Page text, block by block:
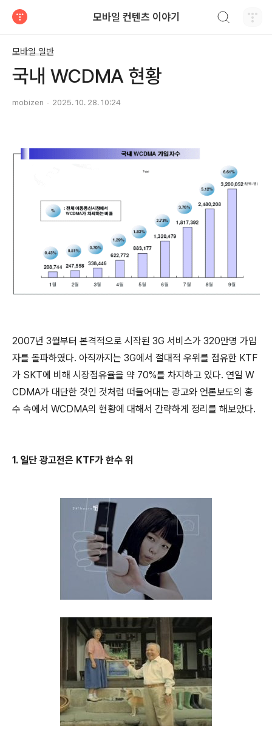
모바일 컨텐츠 이야기
모바일 일반
국내 WCDMA 현황
mobizen 2025. 10. 28. 10:24
2007년 3월부터 본격적으로 시작된 3G 서비스가 320만명 가입
자를 돌파하였다. 아직까지는 3G에서 절대적 우위를 점유한 KTF
가 SKT에 비해 시장점유율을 약 70%를 차지하고 있다. 연일 W
CDMA가 대단한 것인 것처럼 떠들어대는 광고와 언론보도의 홍
수 속에서 WCDMA의 현황에 대해서 간략하게 정리를 해보았다.
1. 일단 광고전은 KTF가 한수 위